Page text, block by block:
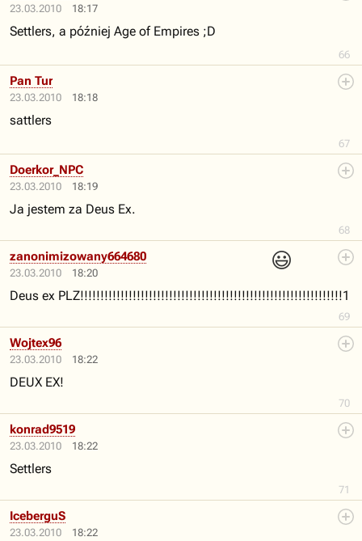
23.03.2010 18:17
66
Settlers, a później Age of Empires ;D
23.03.2010 18:18
67
Pan Tur
sattlers
23.03.2010 18:19
68
Doerkor_NPC
Ja jestem za Deus Ex.
23.03.2010 18:20
😃
69
zanonimizowany664680
Deus ex PLZ!!!!!!!!!!!!!!!!!!!!!!!!!!!!!!!!!!!!!!!!!!!!!!!!!!!!!!!!!!!!!!!!!1
23.03.2010 18:22
70
Wojtex96
DEUX EX!
23.03.2010 18:22
71
konrad9519
Settlers
23.03.2010 18:22
IceberguS